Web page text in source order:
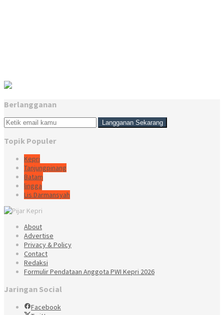
Berlangganan
Topik Populer
Kepri
Tanjungpinang
Batam
lingga
Lis Darmansyah
About
Advertise
Privacy & Policy
Contact
Redaksi
Formulir Pendataan Anggota PWI Kepri 2026
Jaringan Social
Facebook